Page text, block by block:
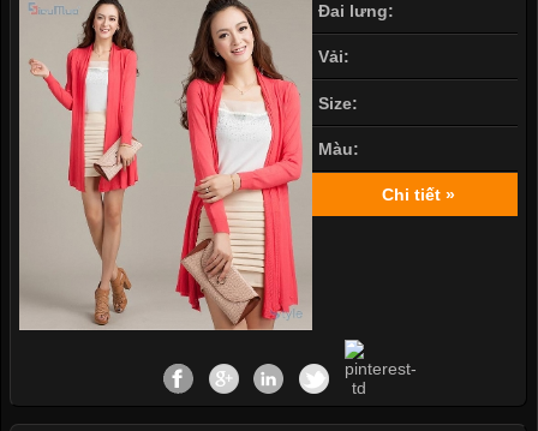
Đai lưng:
Vải:
Size:
Màu:
Chi tiết »